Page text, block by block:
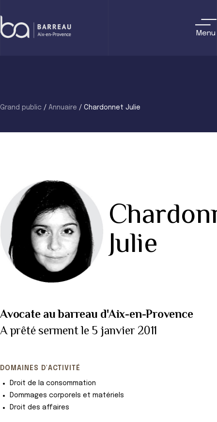
to
content
Menu
Grand public / Annuaire / Chardonnet Julie
Julie
Avocate au barreau d'Aix-en-Provence
A prêté serment le 5 janvier 2011
DOMAINES D'ACTIVITÉ
Droit de la consommation
Dommages corporels et matériels
Droit des affaires